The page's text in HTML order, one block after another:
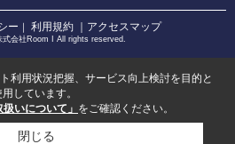
ー 利用規約 ｜アクセスマップ
式会社Room I All rights reserved.
利用状況把握、サービス向上検討を目的と
しています。
扱いについて」 をご確認ください。
閉じる